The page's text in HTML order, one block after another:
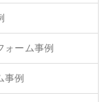
ォーム事例
事例